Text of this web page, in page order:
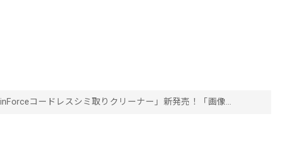
コードレスシミ取りクリーナー」新発売！「画像一